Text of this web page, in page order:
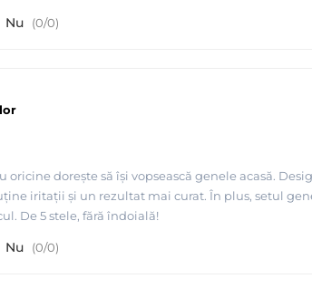
Nu (0/0)
dorește să își vopsească genele acasă.
iritații și un rezultat mai curat. În plus, setul
De 5 stele, fără îndoială!
Nu (0/0)